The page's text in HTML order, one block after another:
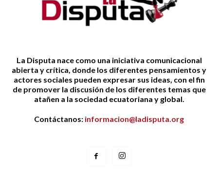
La Disputa nace como una iniciativa comunicacional
abierta y crítica, donde los diferentes pensamientos y
actores sociales pueden expresar sus ideas, con el fin
de promover la discusión de los diferentes temas que
atañen a la sociedad ecuatoriana y global.
Contáctanos: informacion@ladisputa.org